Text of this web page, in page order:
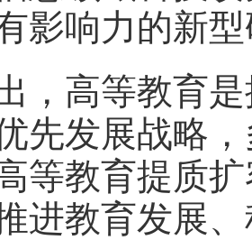
影响力的新
，高等教育
先发展战略
等教育提质
进教育发展